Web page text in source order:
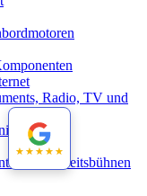
Radio, TV und
Arbeitsbühnen
★★★★★
★★★★★